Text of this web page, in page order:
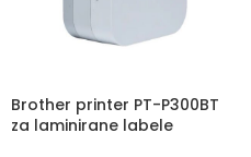
Brother printer PT-P300BT
za laminirane labele